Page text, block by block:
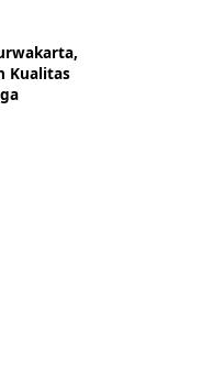
Kualitas